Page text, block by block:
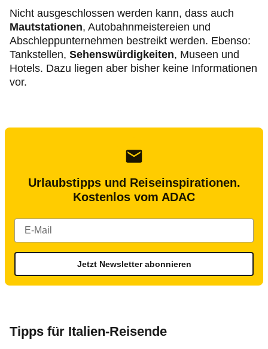
Nicht ausgeschlossen werden kann, dass auch
Mautstationen, Autobahnmeistereien und
Abschleppunternehmen bestreikt werden. Ebenso:
Tankstellen, Sehenswürdigkeiten, Museen und
Hotels. Dazu liegen aber bisher keine Informationen
vor.
Urlaubstipps und Reiseinspirationen.
Kostenlos vom ADAC
Jetzt Newsletter abonnieren
Tipps für Italien-Reisende